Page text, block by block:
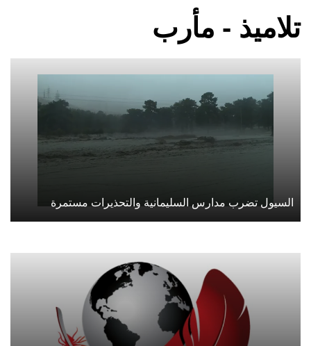
تلاميذ - مأرب
السيول تضرب مدارس السليمانية والتحذيرات مستمرة